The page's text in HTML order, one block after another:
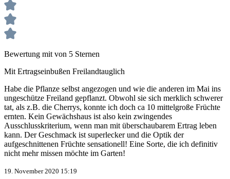
Bewertung mit von 5 Sternen
Mit Ertragseinbußen Freilandtauglich
Habe die Pflanze selbst angezogen und wie die anderen im Mai ins
ungeschütze Freiland gepflanzt. Obwohl sie sich merklich schwerer
tat, als z.B. die Cherrys, konnte ich doch ca 10 mittelgroße Früchte
ernten. Kein Gewächshaus ist also kein zwingendes
Ausschlusskriterium, wenn man mit überschaubarem Ertrag leben
kann. Der Geschmack ist superlecker und die Optik der
aufgeschnittenen Früchte sensationell! Eine Sorte, die ich definitiv
nicht mehr missen möchte im Garten!
19. November 2020 15:19